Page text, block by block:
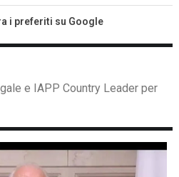
i preferiti su Google
e IAPP Country Leader per